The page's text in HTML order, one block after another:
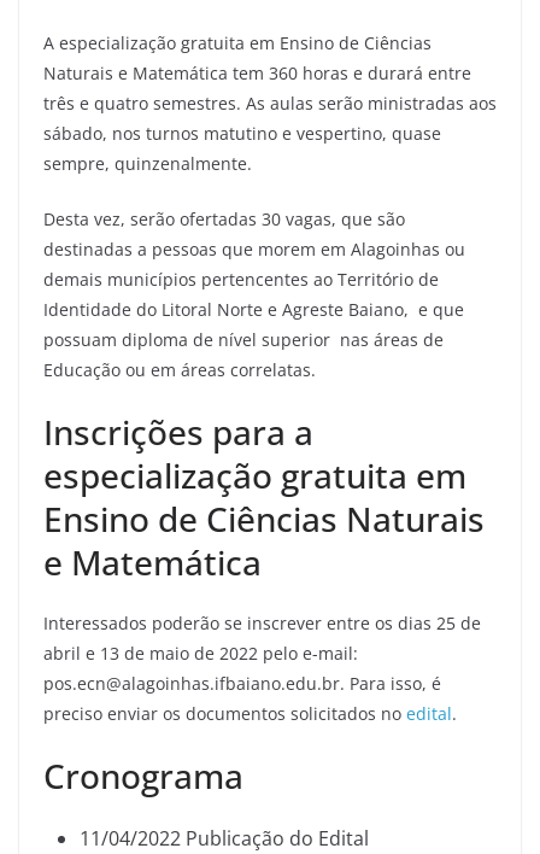
A especialização gratuita em Ensino de Ciências
Naturais e Matemática tem 360 horas e durará entre
três e quatro semestres. As aulas serão ministradas aos
sábado, nos turnos matutino e vespertino, quase
sempre, quinzenalmente.
Desta vez, serão ofertadas 30 vagas, que são
destinadas a pessoas que morem em Alagoinhas ou
demais municípios pertencentes ao Território de
Identidade do Litoral Norte e Agreste Baiano, e que
possuam diploma de nível superior nas áreas de
Educação ou em áreas correlatas.
Inscrições para a
especialização gratuita em
Ensino de Ciências Naturais
e Matemática
Interessados poderão se inscrever entre os dias 25 de
abril e 13 de maio de 2022 pelo e-mail:
pos.ecn@alagoinhas.ifbaiano.edu.br. Para isso, é
preciso enviar os documentos solicitados no edital.
Cronograma
11/04/2022 Publicação do Edital